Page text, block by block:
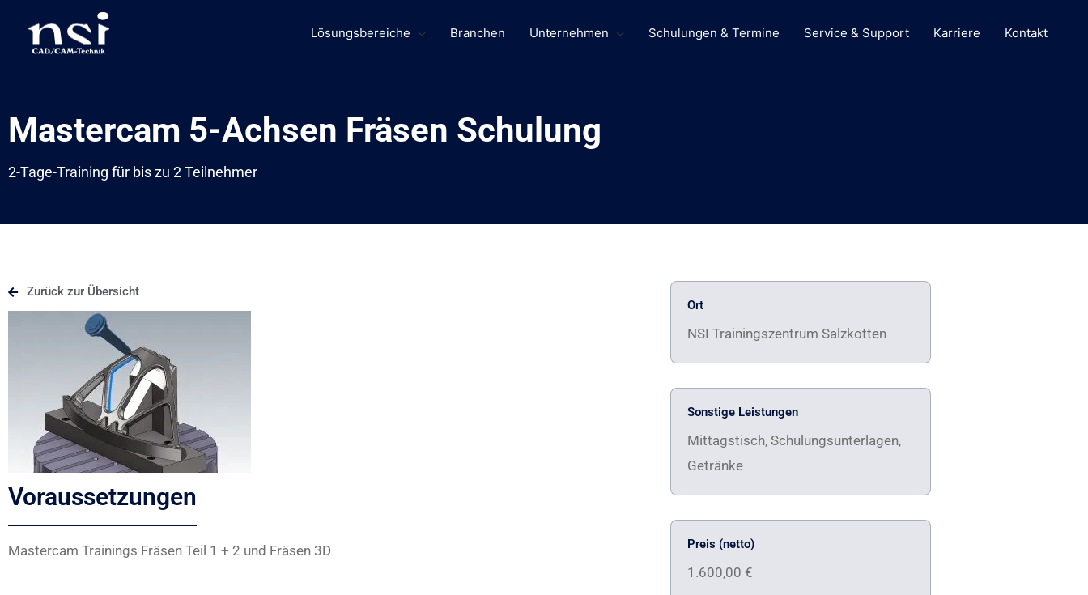
Inhalt
springen
Lösungsbereiche Branchen Unternehmen Schulungen & Termine Service & Support Karriere Kontakt
Mastercam 5-Achsen Fräsen Schulung
2-Tage-Training für bis zu 2 Teilnehmer
Zurück zur Übersicht
Voraussetzungen
Mastercam Trainings Fräsen Teil 1 + 2 und Fräsen 3D
Ort
NSI Trainingszentrum Salzkotten
Sonstige Leistungen
Mittagstisch, Schulungsunterlagen,
Getränke
Preis (netto)
1.600,00 €